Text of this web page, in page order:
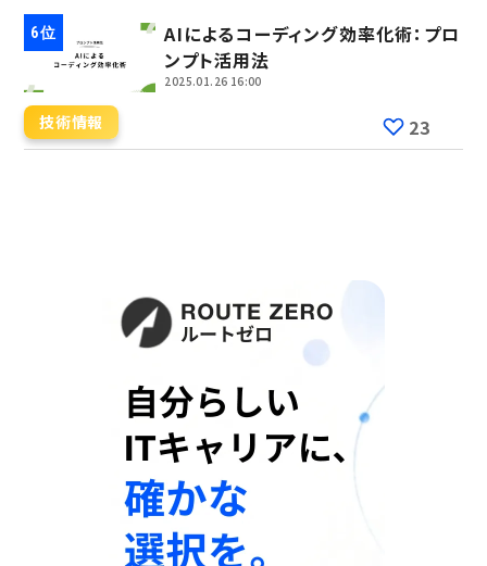
AIによるコーディング効率化術：プロ
ンプト活用法
2025.01.26 16:00
技術情報 23